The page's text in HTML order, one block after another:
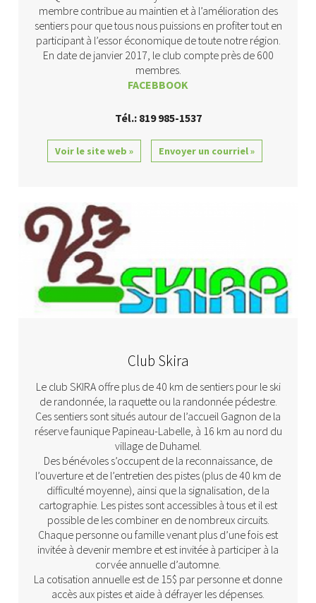
membre contribue au maintien et à l’amélioration des
sentiers pour que tous nous puissions en profiter tout en
participant à l’essor économique de toute notre région.
En date de janvier 2017, le club compte près de 600
membres.
FACEBBOOK
Tél.: 819 985-1537
Voir le site web » Envoyer un courriel »
Club Skira
Le club SKIRA offre plus de 40 km de sentiers pour le ski
de randonnée, la raquette ou la randonnée pédestre.
Ces sentiers sont situés autour de l’accueil Gagnon de la
réserve faunique Papineau-Labelle, à 16 km au nord du
village de Duhamel.
Des bénévoles s’occupent de la reconnaissance, de
l’ouverture et de l’entretien des pistes (plus de 40 km de
difficulté moyenne), ainsi que la signalisation, de la
cartographie. Les pistes sont accessibles à tous et il est
possible de les combiner en de nombreux circuits.
Chaque personne ou famille venant plus d’une fois est
invitée à devenir membre et est invitée à participer à la
corvée annuelle d’automne.
La cotisation annuelle est de 15$ par personne et donne
accès aux pistes et aide à défrayer les dépenses.